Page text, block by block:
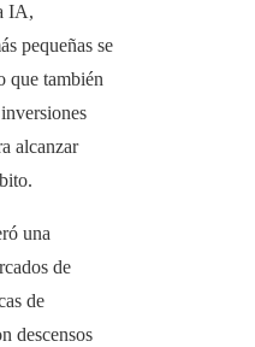
IA,
pequeñas se
que también
alcanzar
una
de
de
descensos